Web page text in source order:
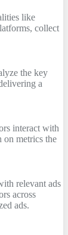
like
collect
the key
a
interact with
on metrics the
relevant ads
across
ads.